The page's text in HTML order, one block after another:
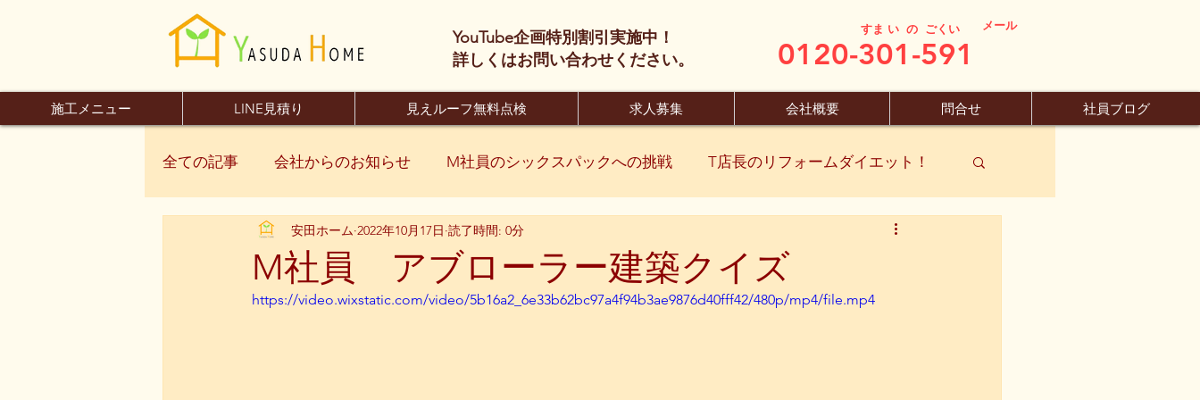
YouTube企画特別割引実施中！
​詳しくはお問い合わせください。
0120-301-591
すま い の ごくい メール
施工メニュー LINE見積り 見えルーフ無料点検 求人募集 会社概要 問合せ 社員ブログ
全ての記事 会社からのお知らせ M社員のシックスパックへの挑戦 T店長のリフォームダイエット！
M社員 アブローラー建築クイズ
安田ホーム 2022年10月17日 読了時間: 0分
https://video.wixstatic.com/video/5b16a2_6e33b62bc97a4f94b3ae9876d40fff42/480p/mp4/file.mp4